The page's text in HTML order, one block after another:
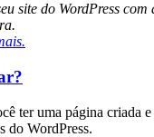
site do WordPress
ter uma página criada
do WordPress.